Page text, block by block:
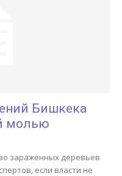
Бишкека
молью
зараженных деревьев
если власти не